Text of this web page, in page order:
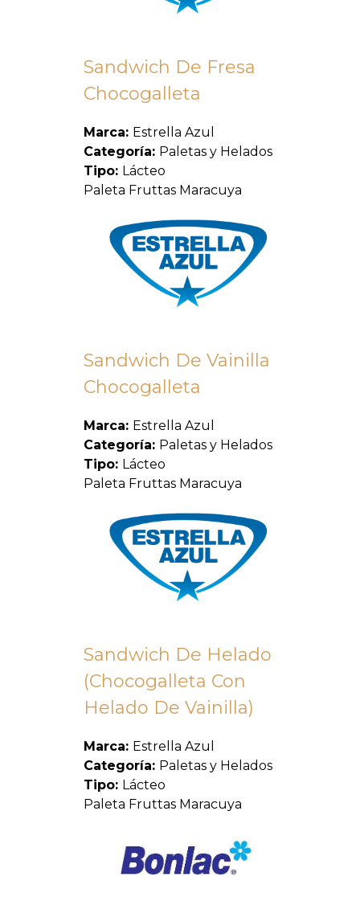
Sandwich De Fresa
Chocogalleta
Marca: Estrella Azul
Categoría: Paletas y Helados
Tipo: Lácteo
Paleta Fruttas Maracuya
Sandwich De Vainilla
Chocogalleta
Marca: Estrella Azul
Categoría: Paletas y Helados
Tipo: Lácteo
Paleta Fruttas Maracuya
Sandwich De Helado
(Chocogalleta Con
Helado De Vainilla)
Marca: Estrella Azul
Categoría: Paletas y Helados
Tipo: Lácteo
Paleta Fruttas Maracuya